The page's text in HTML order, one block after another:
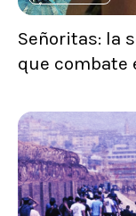
Señoritas: la
que combate